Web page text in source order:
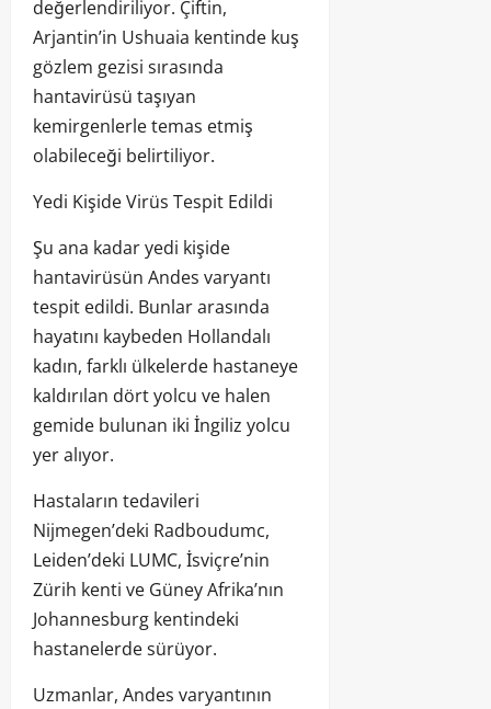
değerlendiriliyor. Çiftin,
Arjantin’in Ushuaia kentinde kuş
gözlem gezisi sırasında
hantavirüsü taşıyan
kemirgenlerle temas etmiş
olabileceği belirtiliyor.
Yedi Kişide Virüs Tespit Edildi
Şu ana kadar yedi kişide
hantavirüsün Andes varyantı
tespit edildi. Bunlar arasında
hayatını kaybeden Hollandalı
kadın, farklı ülkelerde hastaneye
kaldırılan dört yolcu ve halen
gemide bulunan iki İngiliz yolcu
yer alıyor.
Hastaların tedavileri
Nijmegen’deki Radboudumc,
Leiden’deki LUMC, İsviçre’nin
Zürih kenti ve Güney Afrika’nın
Johannesburg kentindeki
hastanelerde sürüyor.
Uzmanlar, Andes varyantının